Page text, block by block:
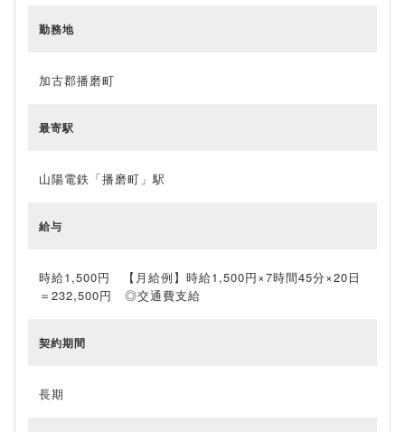
勤務地
加古郡播磨町
最寄駅
山陽電鉄「播磨町」駅
給与
時給1,500円 【月給例】時給1,500円×7時間45分×20日
＝232,500円 ◎交通費支給
契約期間
長期